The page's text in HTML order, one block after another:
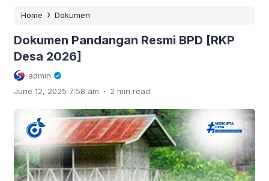
Home › Dokumen
Dokumen Pandangan Resmi BPD [RKP
Desa 2026]
admin
June 12, 2025 7:58 am . 2 min read